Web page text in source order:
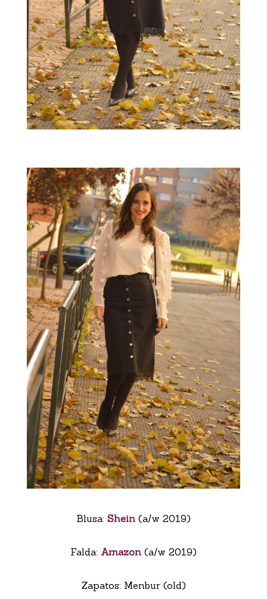
Blusa: Shein (a/w 2019)
Falda: Amazon (a/w 2019)
Zapatos: Menbur (old)